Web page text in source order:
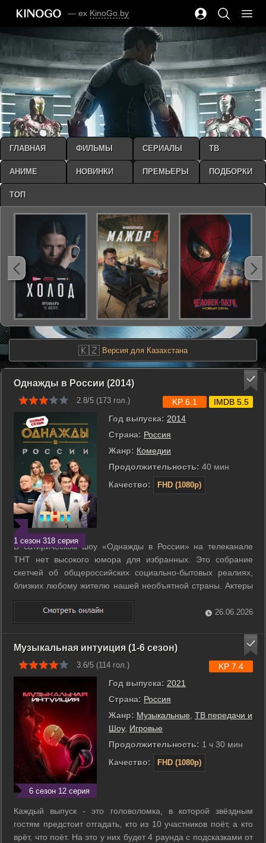
— ex KinoGo.by
🇰🇿 Версия для Казахстана
Однажды в России (2014)
2.8/5 (173 гол.)
1 сезон 318 серия
Год выпуска: 2014
Страна: Россия
Жанр: Комедии
Продолжительность: 40 мин
Качество:
FHD (1080p)
KP 6.1 IMDB 5.5
В сатирическом шоу «Однажды в России» на телеканале
ТНТ нет высокого юмора для избранных. Это собрание
скетчей об общероссийских социально-бытовых реалиях,
близких любому жителю нашей необъятной страны. Актеры
шоу умело и талантливо перевоплощаются в халатных
врачей, ленивых полицейских, хитрых политиков, девушек
самой древней профессии, рабочих, ...
26.06.2026
Музыкальная интуиция (1-6 сезон)
3.6/5 (114 гол.)
6 сезон 12 серия
Год выпуска: 2021
Страна: Россия
Жанр: Музыкальные ТВ передачи и
Шоу, Игровые
Продолжительность: 1 ч 30 мин
Качество:
FHD (1080p)
KP 7.4
Каждый выпуск - это головоломка, в которой звёздным
гостям предстоит отгадать, кто из 10 участников поёт, а кто
врёт, что поёт. На это у них будет 4 раунда с подсказками от
ГЛАВНАЯ ФИЛЬМЫ СЕРИАЛЫ ТВ
АНИМЕ НОВИНКИ ПРЕМЬЕРЫ ПОДБОРКИ
ТОП